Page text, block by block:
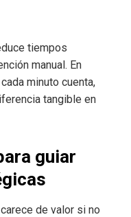
tiempos
manual. En
minuto cuenta,
tangible en
guiar
de valor si no